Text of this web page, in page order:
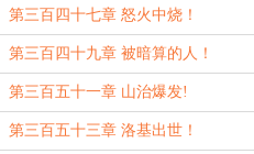
第三百四十七章 怒火中烧！
第三百四十九章 被暗算的人！
第三百五十一章 山治爆发!
第三百五十三章 洛基出世！